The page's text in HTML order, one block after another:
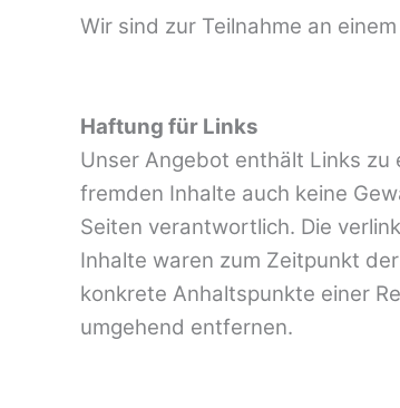
Wir sind zur Teilnahme an
Haftung für Links
Unser Angebot enthält Links
fremden Inhalte auch keine
Seiten verantwortlich. Die
Inhalte waren zum Zeitpunkt
konkrete Anhaltspunkte einer
umgehend entfernen.